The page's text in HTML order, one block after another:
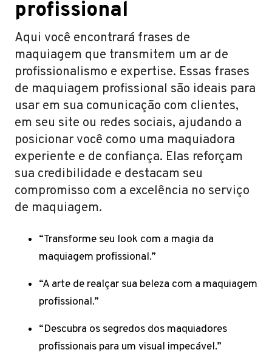
profissional
Aqui você encontrará frases de
maquiagem que transmitem um ar de
profissionalismo e expertise. Essas frases
de maquiagem profissional são ideais para
usar em sua comunicação com clientes,
em seu site ou redes sociais, ajudando a
posicionar você como uma maquiadora
experiente e de confiança. Elas reforçam
sua credibilidade e destacam seu
compromisso com a excelência no serviço
de maquiagem.
“Transforme seu look com a magia da
maquiagem profissional.”
“A arte de realçar sua beleza com a maquiagem
profissional.”
“Descubra os segredos dos maquiadores
profissionais para um visual impecável.”